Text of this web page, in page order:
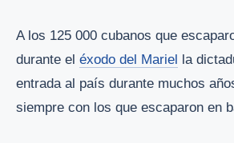
A los 125 000 cubanos que
durante el éxodo del Mariel la
entrada al país durante muchos
siempre con los que escaparon en